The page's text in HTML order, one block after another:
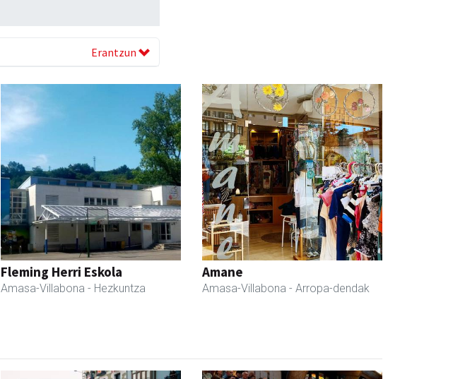
Erantzun
Fleming Herri Eskola
Amasa-Villabona - Hezkuntza
Amane
Amasa-Villabona - Arropa-dendak